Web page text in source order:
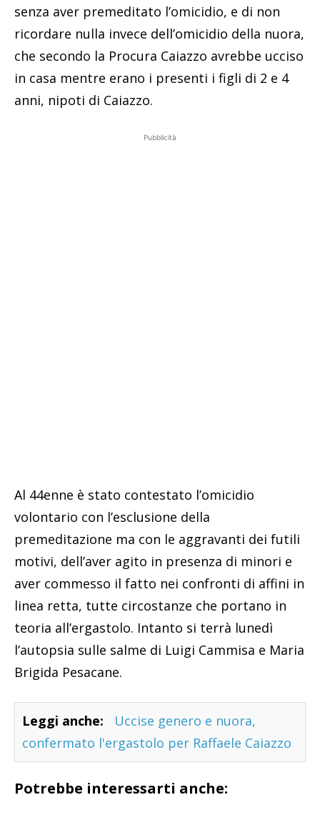
senza aver premeditato l’omicidio, e di non
ricordare nulla invece dell’omicidio della nuora,
che secondo la Procura Caiazzo avrebbe ucciso
in casa mentre erano i presenti i figli di 2 e 4
anni, nipoti di Caiazzo.
Pubblicità
Al 44enne è stato contestato l’omicidio
volontario con l’esclusione della
premeditazione ma con le aggravanti dei futili
motivi, dell’aver agito in presenza di minori e
aver commesso il fatto nei confronti di affini in
linea retta, tutte circostanze che portano in
teoria all’ergastolo. Intanto si terrà lunedì
l’autopsia sulle salme di Luigi Cammisa e Maria
Brigida Pesacane.
Leggi anche:
Uccise genero e nuora,
confermato l'ergastolo per Raffaele Caiazzo
Potrebbe interessarti anche: